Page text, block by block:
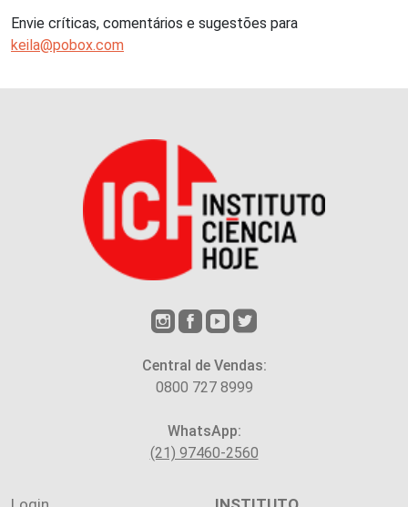
Envie críticas, comentários e sugestões para
keila@pobox.com
Central de Vendas:
0800 727 8999
WhatsApp:
(21) 97460-2560